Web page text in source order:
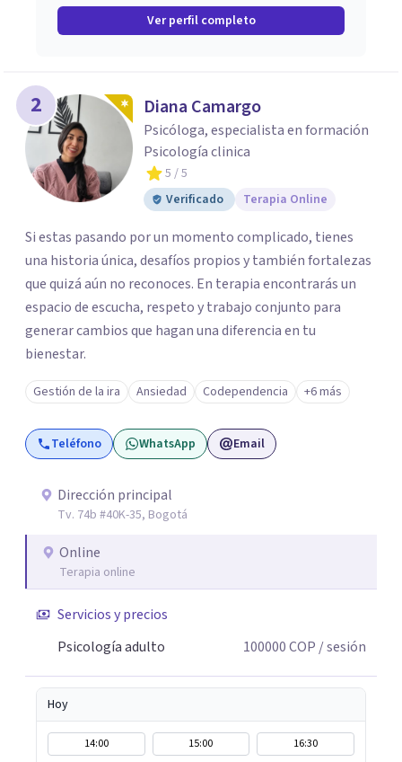
Ver perfil completo
2 Diana Camargo
Psicóloga, especialista en formación
Psicología clinica
5 / 5
Verificado
Terapia Online
Si estas pasando por un momento complicado, tienes
una historia única, desafíos propios y también fortalezas
que quizá aún no reconoces. En terapia encontrarás un
espacio de escucha, respeto y trabajo conjunto para
generar cambios que hagan una diferencia en tu
bienestar.
Gestión de la ira Ansiedad Codependencia +6 más
Teléfono WhatsApp Email
Dirección principal
Tv. 74b #40K-35, Bogotá
Online
Terapia online
Servicios y precios
Psicología adulto
100000COP / sesión
Hoy
14:00 15:00
16:30